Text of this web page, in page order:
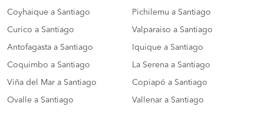
Coyhaique a Santiago Pichilemu a Santiago
Curico a Santiago Valparaiso a Santiago
Antofagasta a Santiago Iquique a Santiago
Coquimbo a Santiago La Serena a Santiago
Viña del Mar a Santiago Copiapó a Santiago
Ovalle a Santiago Vallenar a Santiago